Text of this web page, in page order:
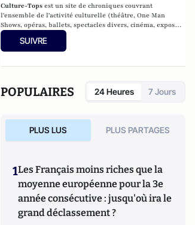
Culture-Tops est un site de chroniques couvrant
l'ensemble de l'activité culturelle (théâtre, One Man
Shows, opéras, ballets, spectacles divers, cinéma, expos,
livres, etc.).
SUIVRE
POPULAIRES 24 Heures 7 Jours
PLUS LUS PLUS PARTAGES
1Les Français moins riches que la
moyenne européenne pour la 3e
année consécutive : jusqu'où ira le
grand déclassement ?